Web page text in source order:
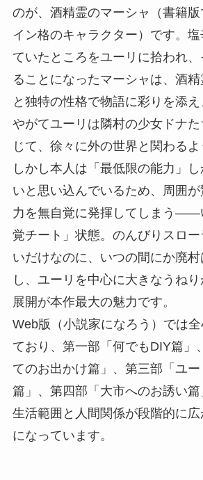
のが、酒精霊のマーシャ（書籍
イン格のキャラクター）です。
ていたところをユーリに拾われ
ることになったマーシャは、酒
と独特の性格で物語に彩りを添え
やがてユーリは隣村の少女ドナ
じて、徐々に外の世界と関わるよ
しかし本人は「最低限の能力」
いと思い込んでいるため、周囲
力を無自覚に発揮してしまう――
覚チート」状態。のんびりスロ
いだけなのに、いつの間にか廃
し、ユーリを中心に大きなうねり
展開が本作最大の魅力です。
Web版（小説家になろう）では
ており、第一部「何でもDIY篇」
てのお出かけ篇」、第三部「ユ
篇」、第四部「大市へのお誘い
生活範囲と人間関係が段階的に
になっています。